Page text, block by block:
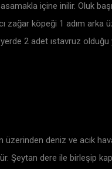
içine inilir. Oluk
zağar köpeği 1 adım arka
2 adet ıstavruz olduğu
üzerinden deniz ve acık
Şeytan dere ile birleşip